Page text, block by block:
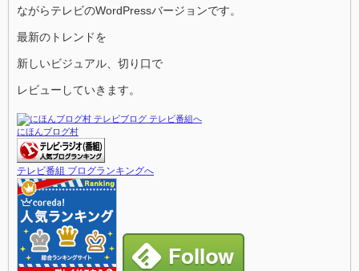
ながらテレビのWordPressバージョンです。
最新のトレンドを
新しいビジュアル、切り口で
レビューしていきます。
にほんブログ村
テレビ番組 ブログランキングへ